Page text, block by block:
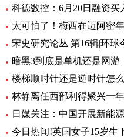
宋史研究论丛 第16辑|环球
林静离任西部利得聚兴一
日媒关注：中国开展新能
今日热闻!英国女子15岁生